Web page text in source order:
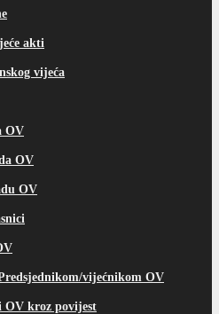
akti
vijeća
OV
OV
OV
vijećnikom OV
OV kroz povijest